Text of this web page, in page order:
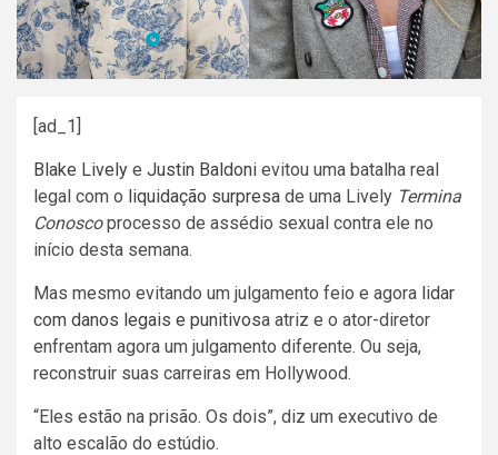
[ad_1]
Blake Lively e Justin Baldoni evitou uma batalha real
legal com o liquidação surpresa de uma Lively Termina
Conoscoprocesso de assédio sexual contra ele no
início desta semana.
Mas mesmo evitando um julgamento feio e agora lidar
com danos legais e punitivosa atriz e o ator-diretor
enfrentam agora um julgamento diferente. Ou seja,
reconstruir suas carreiras em Hollywood.
“Eles estão na prisão. Os dois”, diz um executivo de
alto escalão do estúdio.